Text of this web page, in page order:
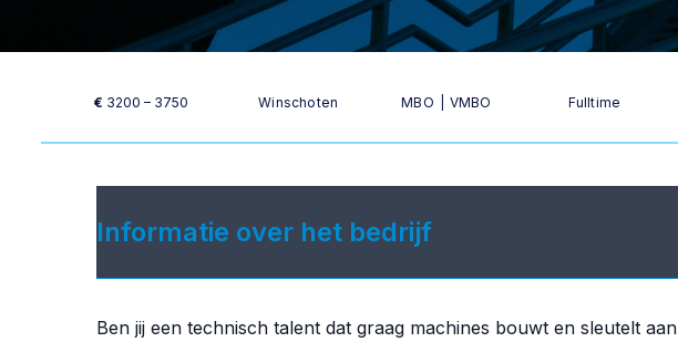
€ 3200 – 3750 Winschoten MBO VMBO Fulltime
Informatie over het bedrijf
Ben jij een technisch talent dat graag machines bouwt en sleutelt aan